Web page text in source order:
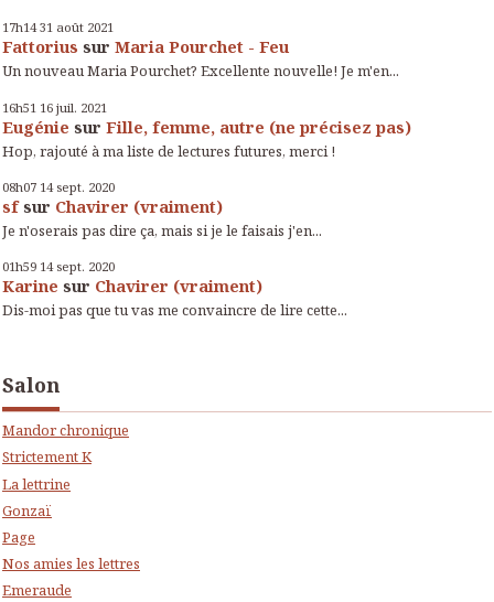
17h14 31 août 2021
Fattorius sur Maria Pourchet - Feu
Un nouveau Maria Pourchet? Excellente nouvelle! Je m'en...
16h51 16 juil. 2021
Eugénie sur Fille, femme, autre (ne précisez pas)
Hop, rajouté à ma liste de lectures futures, merci !
08h07 14 sept. 2020
sfsur Chavirer (vraiment)
Je n'oserais pas dire ça, mais si je le faisais j'en...
01h59 14 sept. 2020
Karine sur Chavirer (vraiment)
Dis-moi pas que tu vas me convaincre de lire cette...
Salon
Mandor chronique
Strictement K
La lettrine
Gonzaï
Page
Nos amies les lettres
Emeraude